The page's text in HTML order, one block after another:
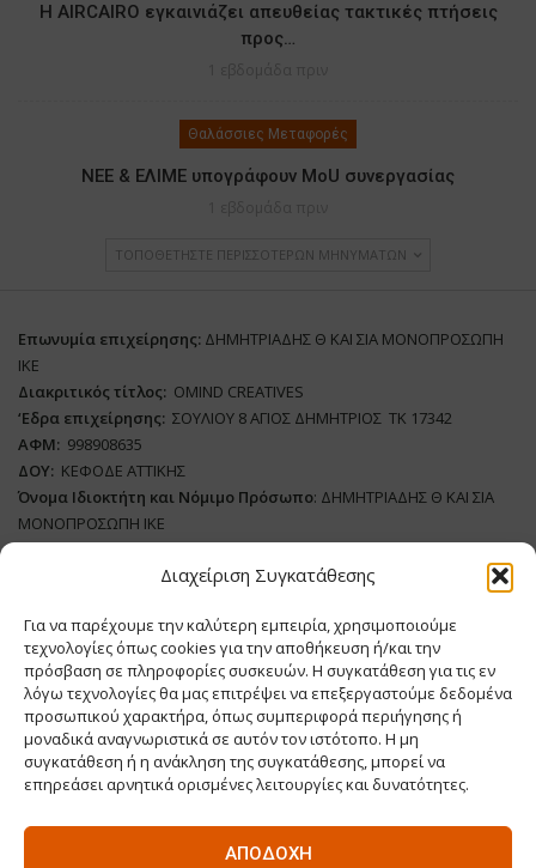
Διαχείριση Συγκατάθεσης
Για να παρέχουμε την καλύτερη εμπειρία, χρησιμοποιούμε
τεχνολογίες όπως cookies για την αποθήκευση ή/και την
πρόσβαση σε πληροφορίες συσκευών. Η συγκατάθεση για τις εν
λόγω τεχνολογίες θα μας επιτρέψει να επεξεργαστούμε δεδομένα
προσωπικού χαρακτήρα, όπως συμπεριφορά περιήγησης ή
μοναδικά αναγνωριστικά σε αυτόν τον ιστότοπο. Η μη
συγκατάθεση ή η ανάκληση της συγκατάθεσης, μπορεί να
επηρεάσει αρνητικά ορισμένες λειτουργίες και δυνατότητες.
ΑΠΟΔΟΧΉ
Η AIRCAIRO εγκαινιάζει απευθείας τακτικές πτήσεις
προς…
Θαλάσσιες Μεταφορές
ΝΕΕ & ΕΛΙΜΕ υπογράφουν MoU συνεργασίας
ΤΟΠΟΘΕΤΉΣΤΕ ΠΕΡΙΣΣΌΤΕΡΩΝ ΜΗΝΥΜΆΤΩΝ
Επωνυμία επιχείρησης: ΔΗΜΗΤΡΙΑΔΗΣ Θ ΚΑΙ ΣΙΑ ΜΟΝΟΠΡΟΣΩΠΗ
ΙΚΕ
Διακριτικός τίτλος: ΟΜΙΝD CREATIVES
‘Eδρα επιχείρησης: ΣΟΥΛΙΟΥ 8 ΑΓΙΟΣ ΔΗΜΗΤΡΙΟΣ ΤΚ 17342
ΑΦΜ: 998908635
ΔΟΥ: ΚΕΦΟΔΕ ΑΤΤΙΚΗΣ
Όνομα Ιδιοκτήτη και Νόμιμο Πρόσωπο: ΔΗΜΗΤΡΙΑΔΗΣ Θ ΚΑΙ ΣΙΑ
ΜΟΝΟΠΡΟΣΩΠΗ ΙΚΕ
Διευθυντής Σύνταξης:ΒΛΑΔΙΜΗΡΟΥ ΧΡΙΣΤΙΝΑ
ΔικαιούχοςDomain:ΔΗΜΗΤΡΙΑΔΗΣ Θ ΚΑΙ ΣΙΑ ΜΟΝΟΠΡΟΣΩΠΗ ΙΚΕ
Διευθυντής: ΕΥΘΥΜΙΑΤΟΥ ΜΑΡΙΑ
Διαχειριστής:
ΕΥΘΥΜΙΑΤΟΥ ΜΑΡΙΑ
Δήλωση Συμμόρφωσης